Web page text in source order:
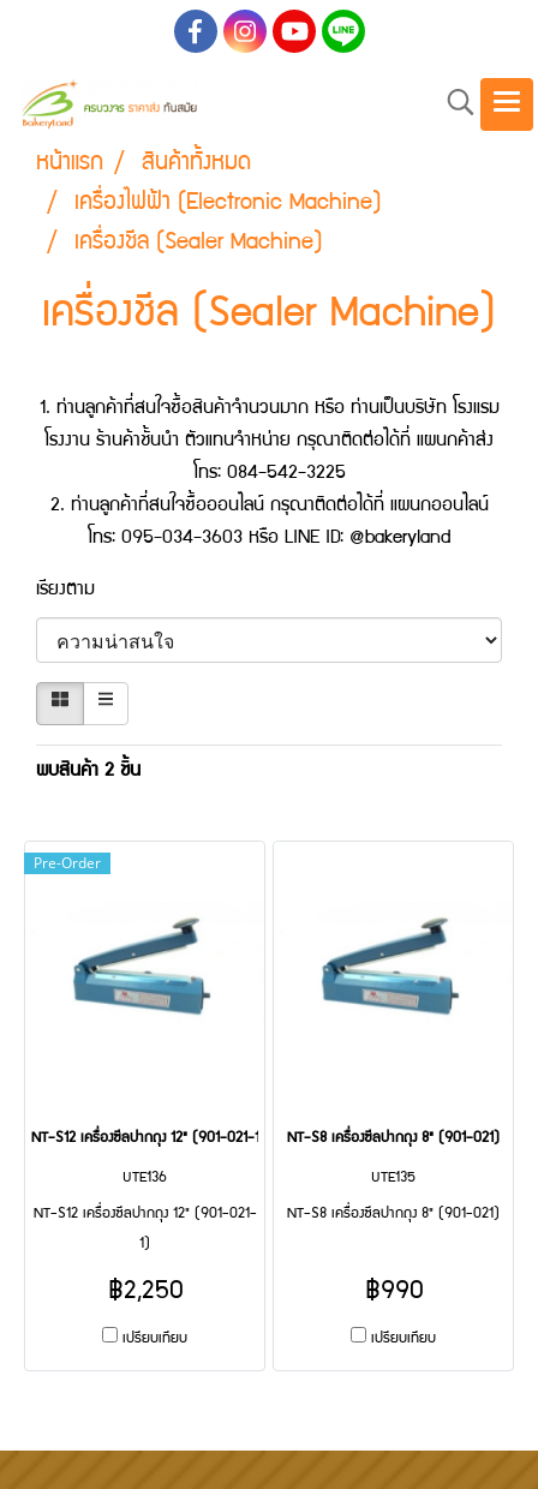
หน้าแรก สินค้าทั้งหมด
เครื่องไฟฟ้า (Electronic Machine)
เครื่องชีล (Sealer Machine)
เครื่องชีล (Sealer Machine)
1. ท่านลูกค้าที่สนใจซื้อสินค้าจำนวนมาก หรือ ท่านเป็นบริษัท โรงแรม
โรงงาน ร้านค้าชั้นนำ ตัวแทนจำหน่าย กรุณาติดต่อได้ที่ แผนกค้าส่ง
โทร: 084-542-3225
2. ท่านลูกค้าที่สนใจซื้อออนไลน์ กรุณาติดต่อได้ที่ แผนกออนไลน์
โทร: 095-034-3603 หรือ LINE ID: @bakeryland
เรียงตาม
พบสินค้า 2 ชิ้น
Pre-Order
NT-S12 เครื่องซีลปากถุง 12" (901-021-1)
UTE136
NT-S12 เครื่องซีลปากถุง 12" (901-021-
1)
฿2,250
เปรียบเทียบ
NT-S8 เครื่องซีลปากถุง 8" (901-021)
UTE135
NT-S8 เครื่องซีลปากถุง 8" (901-021)
฿990
เปรียบเทียบ